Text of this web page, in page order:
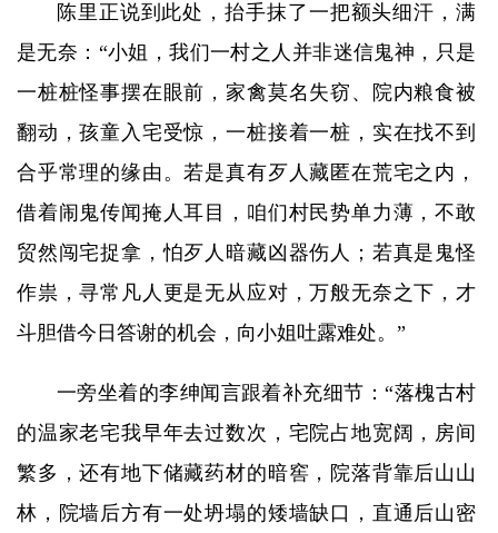
陈里正说到此处，抬手抹了一把额头细汗，满
是无奈：“小姐，我们一村之人并非迷信鬼神，只是
一桩桩怪事摆在眼前，家禽莫名失窃、院内粮食被
翻动，孩童入宅受惊，一桩接着一桩，实在找不到
合乎常理的缘由。若是真有歹人藏匿在荒宅之内，
借着闹鬼传闻掩人耳目，咱们村民势单力薄，不敢
贸然闯宅捉拿，怕歹人暗藏凶器伤人；若真是鬼怪
作祟，寻常凡人更是无从应对，万般无奈之下，才
斗胆借今日答谢的机会，向小姐吐露难处。”
一旁坐着的李绅闻言跟着补充细节：“落槐古村
的温家老宅我早年去过数次，宅院占地宽阔，房间
繁多，还有地下储藏药材的暗窖，院落背靠后山山
林，院墙后方有一处坍塌的矮墙缺口，直通后山密